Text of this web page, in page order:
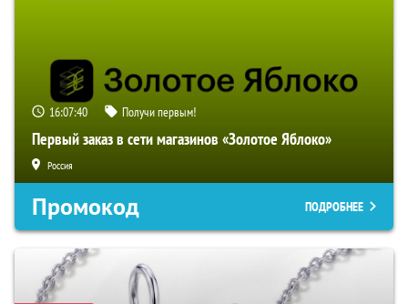
16:07:38 Получи первым!
Первый заказ в сети магазинов «Золотое Яблоко»
Россия
Промокод ПОДРОБНЕЕ